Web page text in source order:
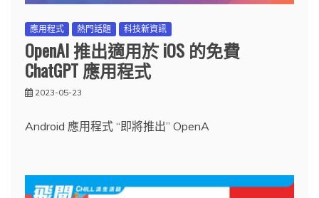
應用程式 熱門話題 科技新資訊
OpenAI 推出適用於 iOS 的免費
ChatGPT 應用程式
2023-05-23
Android 應用程式 “即將推出” OpenA